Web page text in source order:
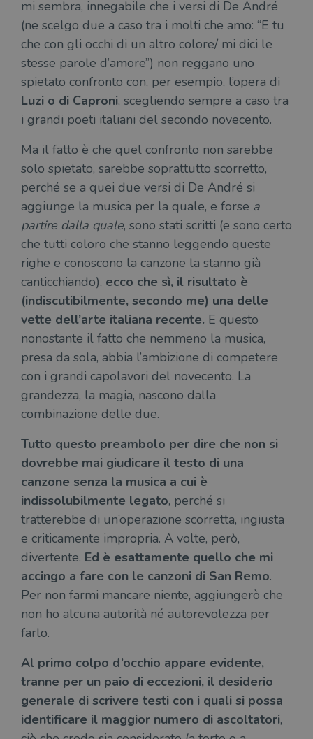
mi sembra, innegabile che i versi di De André
(ne scelgo due a caso tra i molti che amo: “E tu
che con gli occhi di un altro colore/ mi dici le
stesse parole d’amore”) non reggano uno
spietato confronto con, per esempio, l’opera di
Luzi o di Caproni, scegliendo sempre a caso tra
i grandi poeti italiani del secondo novecento.
Ma il fatto è che quel confronto non sarebbe
solo spietato, sarebbe soprattutto scorretto,
perché se a quei due versi di De André si
aggiunge la musica per la quale, e forse a
partire dalla quale, sono stati scritti (e sono certo
che tutti coloro che stanno leggendo queste
righe e conoscono la canzone la stanno già
canticchiando), ecco che sì, il risultato è
(indiscutibilmente, secondo me) una delle
vette dell’arte italiana recente. E questo
nonostante il fatto che nemmeno la musica,
presa da sola, abbia l’ambizione di competere
con i grandi capolavori del novecento. La
grandezza, la magia, nascono dalla
combinazione delle due.
Tutto questo preambolo per dire che non si
dovrebbe mai giudicare il testo di una
canzone senza la musica a cui è
indissolubilmente legato, perché si
tratterebbe di un’operazione scorretta, ingiusta
e criticamente impropria. A volte, però,
divertente. Ed è esattamente quello che mi
accingo a fare con le canzoni di San Remo.
Per non farmi mancare niente, aggiungerò che
non ho alcuna autorità né autorevolezza per
farlo.
Al primo colpo d’occhio appare evidente,
tranne per un paio di eccezioni, il desiderio
generale di scrivere testi con i quali si possa
identificare il maggior numero di ascoltatori,